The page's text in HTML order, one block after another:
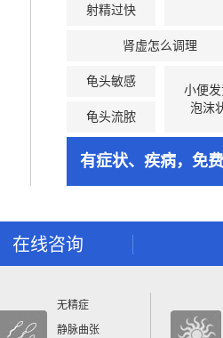
射精过快
肾虚怎么调理
龟头敏感
小便
泡沫
龟头流脓
有症状、疾病，免
在线咨询
无精症
静脉曲张